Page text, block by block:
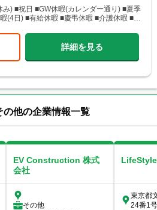
) ■祝日 ■GW休暇(カレンダー通り) ■夏季
(4日) ■有給休暇 ■慶弔休暇 ■介護休暇 ■産
詳細を見る
の他の企業情報一覧
EV Construction 株式
会社
その他
東京都
24番1